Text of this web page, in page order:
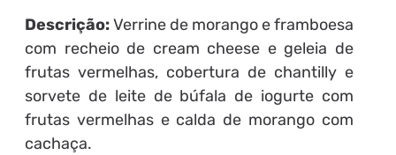
Descrição:Verrine de morango e framboesa
com recheio de cream cheese e geleia de
frutas vermelhas, cobertura de chantilly e
sorvete de leite de búfala de iogurte com
frutas vermelhas e calda de morango com
cachaça.